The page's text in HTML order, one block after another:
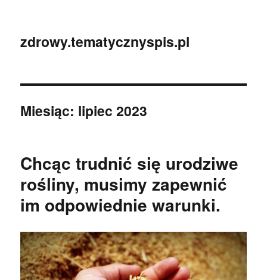
zdrowy.tematycznyspis.pl
Miesiąc: lipiec 2023
Chcąc trudnić się urodziwe
rośliny, musimy zapewnić
im odpowiednie warunki.